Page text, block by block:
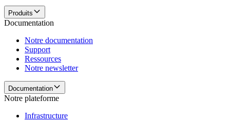
Produits
Documentation
Notre documentation
Support
Ressources
Notre newsletter
Documentation
Notre plateforme
Infrastructure